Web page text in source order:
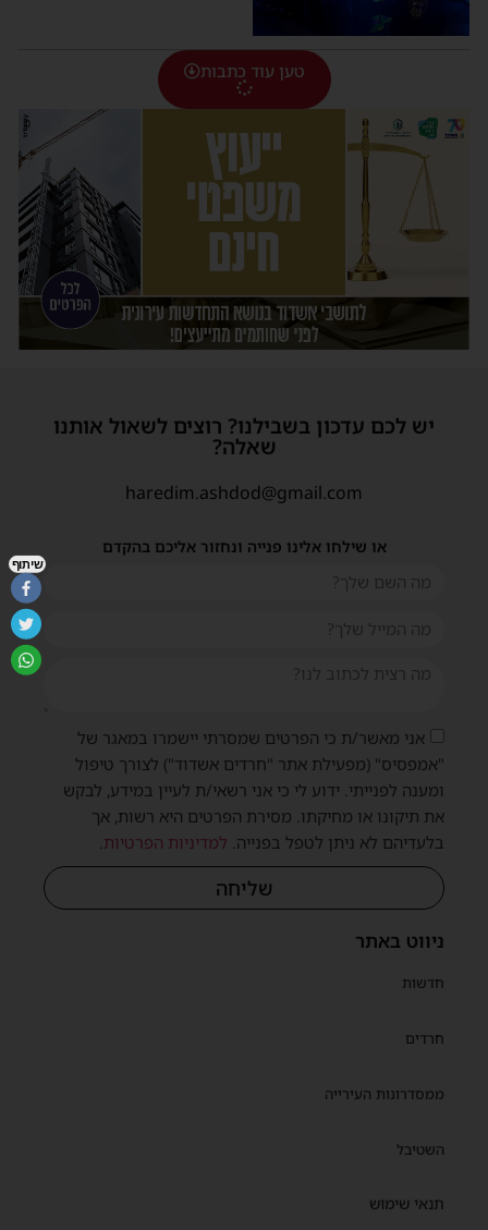
טען עוד כתבות
ניווט באתר
חדשות
חרדים
ממסדרונות העירייה
השטיבל
תנאי שימוש
יש לכם עדכון בשבילנו? רוצים לשאול אותנו
שאלה?
haredim.ashdod@gmail.com
או שילחו אלינו פנייה ונחזור אליכם בהקדם
אני מאשר/ת כי הפרטים שמסרתי יישמרו במאגר של
"אמפסיס" (מפעילת אתר "חרדים אשדוד") לצורך טיפול
ומענה לפנייתי. ידוע לי כי אני רשאי/ת לעיין במידע, לבקש
את תיקונו או מחיקתו. מסירת הפרטים היא רשות, אך
בלעדיהם לא ניתן לטפל בפנייה. למדיניות הפרטיות.
שליחה
שיתוף